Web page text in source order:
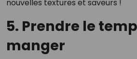
nouvelles textures et saveurs !
5. Prendre le
manger